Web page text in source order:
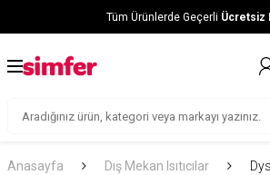
Tüm Ürünlerde Geçerli Ücretsiz
Anasayfa Dış Mekan Isıtıcılar